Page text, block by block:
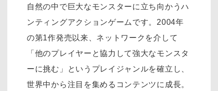
自然の中で巨大なモンスターに立ち向かうハ
ンティングアクションゲームです。2004年
の第1作発売以来、ネットワークを介して
「他のプレイヤーと協力して強大なモンスタ
ーに挑む」というプレイジャンルを確立し、
世界中から注目を集めるコンテンツに成長。